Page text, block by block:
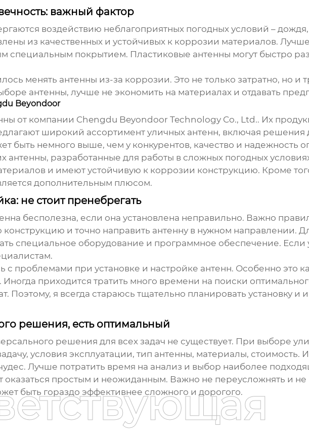
важный фактор
воздействию неблагоприятных погодных условий –
из качественных и устойчивых к коррозии материалов.
специальным покрытием. Пластиковые антенны могут быстро
менять антенны из-за коррозии. Это не только затратно, но и
антенны, лучше не экономить на материалах и отдавать
Beyondoor
от компании Chengdu Beyondoor Technology Co., Ltd.. Их
широкий ассортимент уличных антенн, включая решения
быть немного выше, чем у конкурентов, качество и надежность
антенны, разработанные для работы в сложных погодных
и имеют устойчивую к коррозии конструкцию. Кроме
дополнительным плюсом.
не стоит пренебрегать
бесполезна, если она установлена неправильно. Важно
конструкцию и точно направить антенну в нужном направлении.
специальное оборудование и программное обеспечение. Если
с проблемами при установке и настройке антенн. Особенно это
приходится тратить много времени на поиски
Поэтому, я всегда стараюсь тщательно планировать установку
решения, есть оптимальный
решения для всех задач не существует. При выборе
условия эксплуатации, тип антенны, материалы, стоимость.
Лучше потратить время на анализ и выбор наиболее
простым и неожиданным. Важно не переусложнять и не
быть гораздо эффективнее сложного и дорогого.